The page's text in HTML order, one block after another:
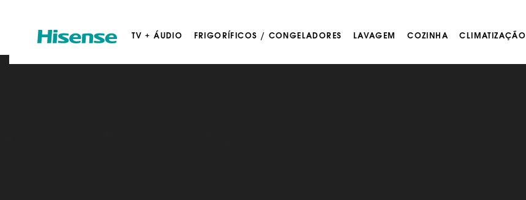
TV + ÁUDIO FRIGORÍFICOS / CONGELADORES LAVAGEM COZINHA CLIMATIZAÇÃO